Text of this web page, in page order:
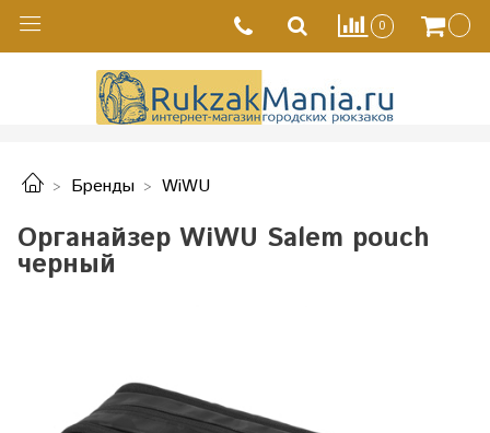
0
Бренды WiWU
Органайзер WiWU Salem pouch
черный